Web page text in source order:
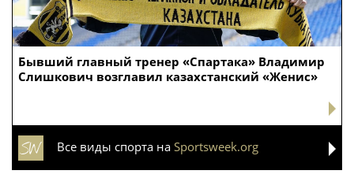
Бывший главный тренер «Спартака» Владимир
Слишкович возглавил казахстанский «Женис»
Все виды спорта на Sportsweek.org